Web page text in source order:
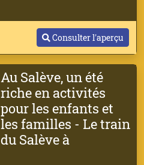
Consulter l'aperçu
Au Salève, un été
riche en activités
pour les enfants et
les familles - Le train
du Salève à